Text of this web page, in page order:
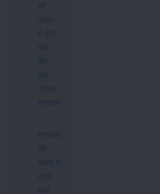
की
फसल
में होने
रोग
और
उनका
समाधान
ब्रोकली
की
सब्जी में
लगने